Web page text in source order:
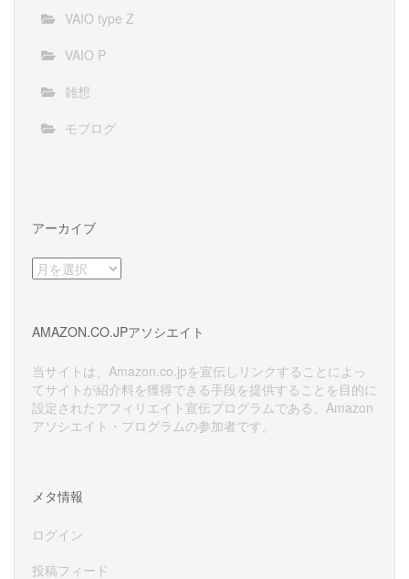
VAIO type Z
VAIO P
雑想
モブログ
アーカイブ
ア
ー
ブ
AMAZON.CO.JPアソシエイト
当サイトは、Amazon.co.jpを宣伝しリンクすることによっ
てサイトが紹介料を獲得できる手段を提供することを目的に
設定されたアフィリエイト宣伝プログラムである、Amazon
アソシエイト・プログラムの参加者です。
メタ情報
ログイン
投稿フィード